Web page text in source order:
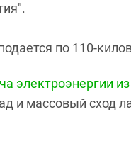
по 110-
электроэнергии
и массовый сход